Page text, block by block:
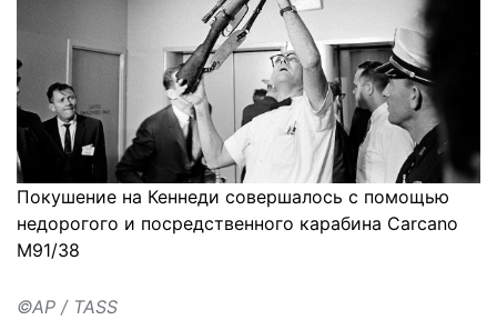
Покушение на Кеннеди совершалось с помощью
недорогого и посредственного карабина Carcano
M91/38
©AP / TASS